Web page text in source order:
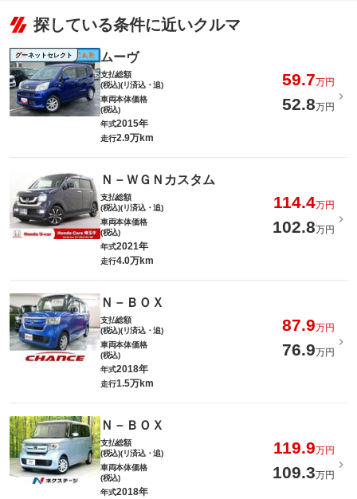
探している条件に近いクルマ
グーネットセレクト ムーヴ
支払総額
(税込)(リ済込・追)
59.7万円
車両本体価格
(税込)
52.8万円
年式2015年
走行2.9万km
Ｎ－ＷＧＮカスタム
支払総額
(税込)(リ済込・追)
114.4万円
車両本体価格
(税込)
102.8万円
年式2021年
走行4.0万km
Ｎ－ＢＯＸ
支払総額
(税込)(リ済込・追)
87.9万円
車両本体価格
(税込)
76.9万円
年式2018年
走行1.5万km
Ｎ－ＢＯＸ
支払総額
(税込)(リ済込・追)
119.9万円
車両本体価格
(税込)
109.3万円
年式2018年